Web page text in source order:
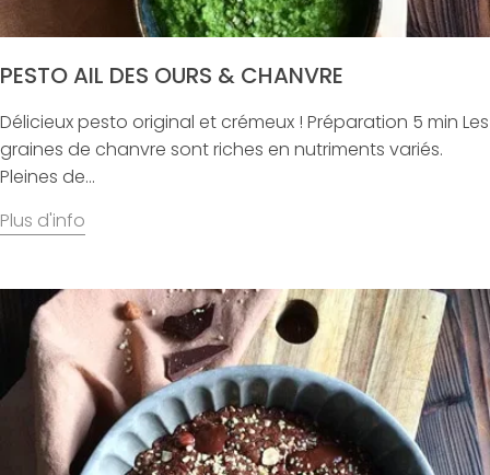
PESTO AIL DES OURS & CHANVRE
Délicieux pesto original et crémeux ! Préparation 5 min Les
graines de chanvre sont riches en nutriments variés.
Pleines de...